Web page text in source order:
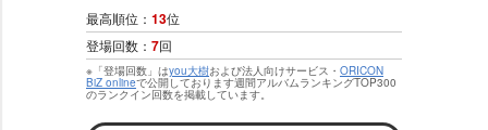
最高順位： 13位
登場回数： 7回
※「登場回数」はyou大樹および法人向けサービス・ ORICON
BiZ onlineで公開しております週間アルバムランキングTOP300
のランクイン回数を掲載しています。